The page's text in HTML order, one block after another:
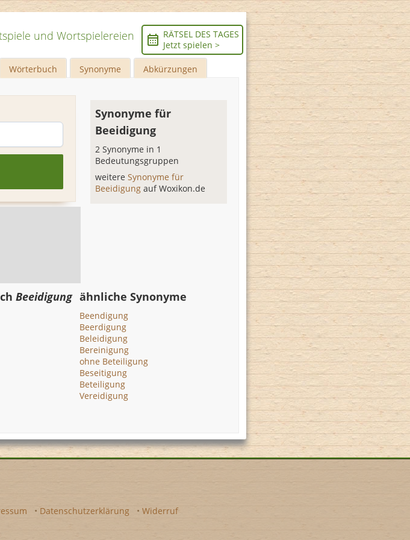
und Wortspielereien
RÄTSEL DES TAGES
Jetzt spielen >
Wörterbuch Synonyme Abkürzungen
Synonyme für
Beeidigung
2 Synonyme in 1
Bedeutungsgruppen
weitereSynonyme für
Beeidigungauf Woxikon.de
Beeidigung ähnliche Synonyme
Beendigung
Beerdigung
Beleidigung
Bereinigung
ohne Beteiligung
Beseitigung
Beteiligung
Vereidigung
• Datenschutzerklärung • Widerruf